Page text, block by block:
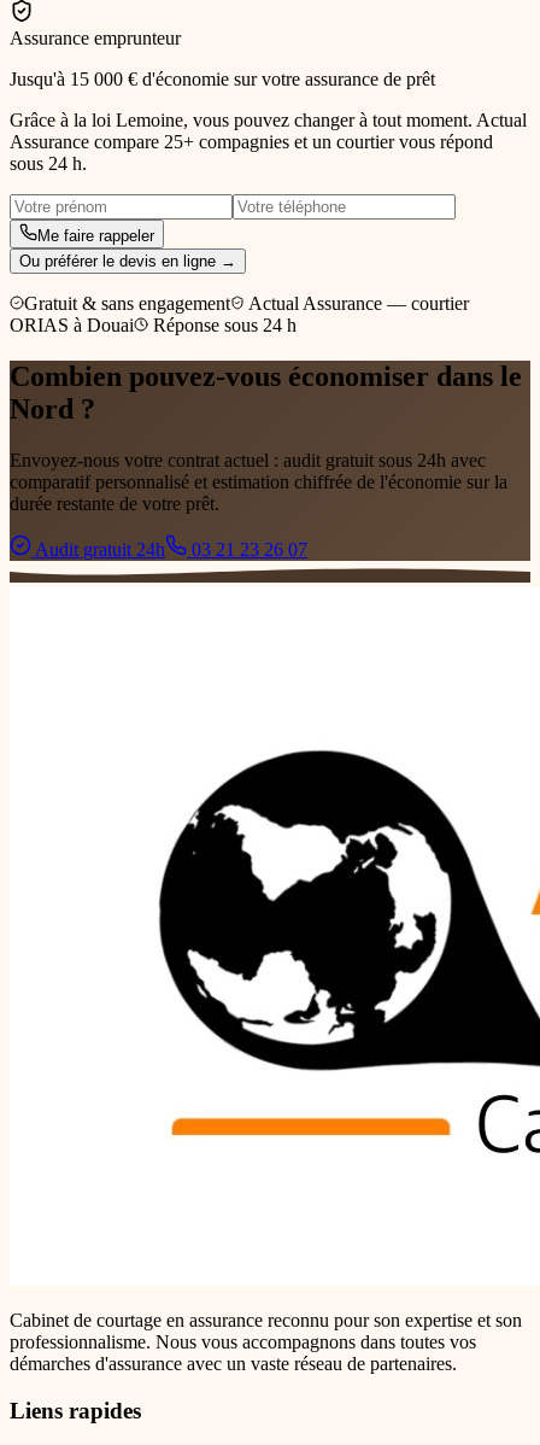
Assurance emprunteur
Jusqu'à 15 000 € d'économie sur votre assurance de prêt
Grâce à la loi Lemoine, vous pouvez changer à tout moment. Actual
Assurance compare 25+ compagnies et un courtier vous répond
sous 24 h.
Me faire rappeler
Ou préférer le devis en ligne →
Gratuit & sans engagement
Actual Assurance — courtier
ORIAS à Douai
Réponse sous 24 h
Combien pouvez-vous économiser dans le
Nord ?
Envoyez-nous votre contrat actuel : audit gratuit sous 24h avec
comparatif personnalisé et estimation chiffrée de l'économie sur la
durée restante de votre prêt.
Audit gratuit 24h 03 21 23 26 07
Cabinet de courtage en assurance reconnu pour son expertise et son
professionnalisme. Nous vous accompagnons dans toutes vos
démarches d'assurance avec un vaste réseau de partenaires.
Liens rapides